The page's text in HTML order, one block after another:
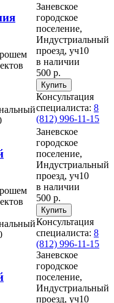
Заневское
городское
поселение,
Индустриальный
проезд, уч10
в наличии
500 р.
Консультация
специалиста: 8
(812) 996-11-15
Заневское
городское
поселение,
Индустриальный
проезд, уч10
в наличии
500 р.
Консультация
специалиста: 8
(812) 996-11-15
Заневское
городское
поселение,
Индустриальный
проезд, уч10